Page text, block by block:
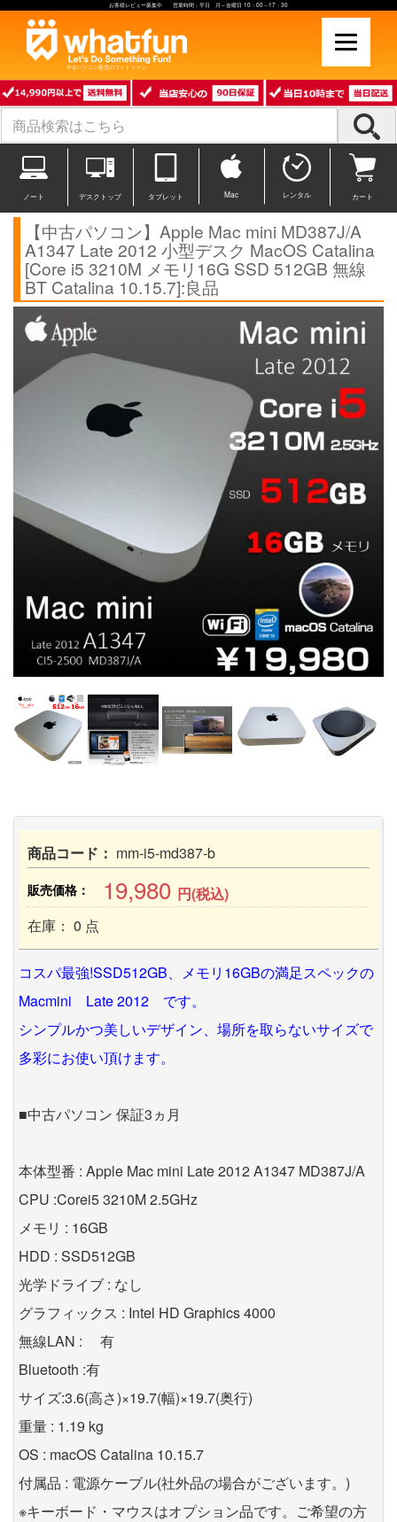
お客様レビュー募集中 営業時間：平日 月～金曜日 10：00～17：30
中古パソコン販売のワットファン
ノート デスクトップ タブレット Mac レンタル カート
【中古パソコン】Apple Mac mini MD387J/A
A1347 Late 2012 小型デスク MacOS Catalina
[Core i5 3210M メモリ16G SSD 512GB 無線
BT Catalina 10.15.7]:良品
商品コード： mm-i5-md387-b
販売価格： 19,980 円(税込)
在庫： 0 点
コスパ最強!SSD512GB、メモリ16GBの満足スペックの
Macmini Late 2012 です。
シンプルかつ美しいデザイン、場所を取らないサイズで
多彩にお使い頂けます。
■中古パソコン 保証3ヵ月
本体型番 : Apple Mac mini Late 2012 A1347 MD387J/A
CPU :Corei5 3210M 2.5GHz
メモリ : 16GB
HDD : SSD512GB
光学ドライブ : なし
グラフィックス : Intel HD Graphics 4000
無線LAN : 有
Bluetooth :有
サイズ:3.6(高さ)×19.7(幅)×19.7(奥行)
重量 : 1.19 kg
OS : macOS Catalina 10.15.7
付属品 : 電源ケーブル(社外品の場合がございます。)
※キーボード・マウスはオプション品です。ご希望の方